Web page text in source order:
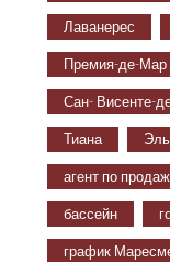
Лаванерес
Премия-де-Мар
Сан- Висенте-
Тиана
агент по
бассейн
график